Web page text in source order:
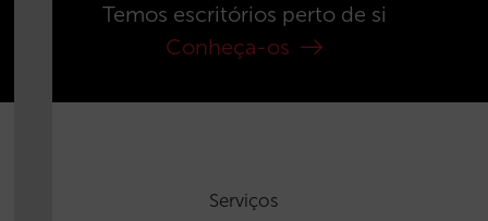
Temos escritórios perto de si
Conheça-os
Serviços